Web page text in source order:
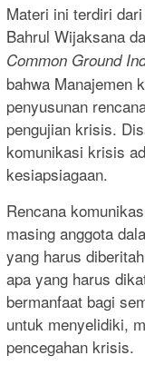
Materi ini terdiri
Bahrul Wijaksana
Common Ground
bahwa Manajemen
penyusunan
pengujian krisis.
komunikasi krisis
kesiapsiagaan.
Rencana
masing anggota
yang harus
apa yang harus
bermanfaat bagi
untuk menyelidiki,
pencegahan krisis.